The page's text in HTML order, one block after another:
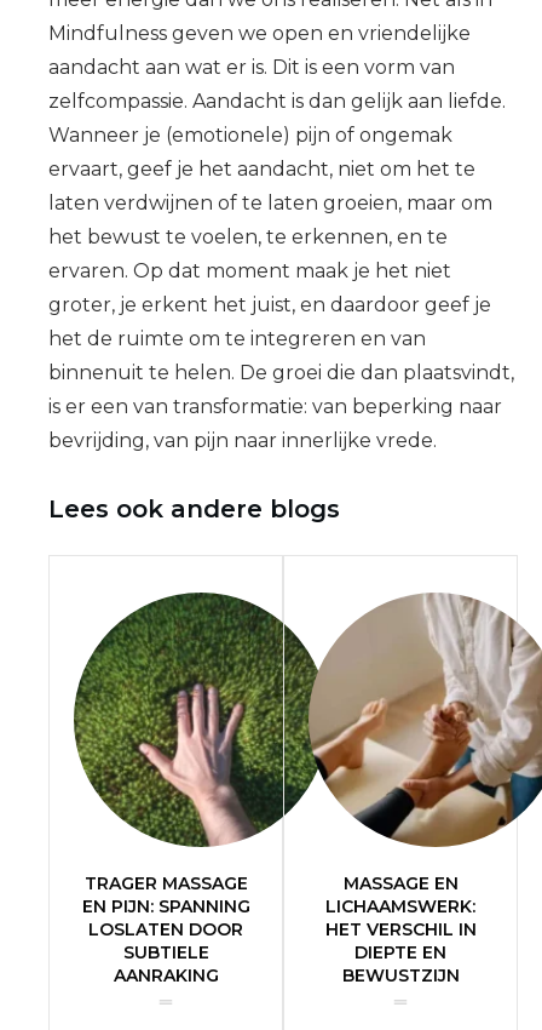
Mindfulness geven we open en vriendelijke
aandacht aan wat er is. Dit is een vorm van
zelfcompassie. Aandacht is dan gelijk aan liefde.
Wanneer je (emotionele) pijn of ongemak
ervaart, geef je het aandacht, niet om het te
laten verdwijnen of te laten groeien, maar om
het bewust te voelen, te erkennen, en te
ervaren. Op dat moment maak je het niet
groter, je erkent het juist, en daardoor geef je
het de ruimte om te integreren en van
binnenuit te helen. De groei die dan plaatsvindt,
is er een van transformatie: van beperking naar
bevrijding, van pijn naar innerlijke vrede.
Lees ook andere blogs
TRAGER MASSAGE
EN PIJN: SPANNING
LOSLATEN DOOR
SUBTIELE
AANRAKING
MASSAGE EN
LICHAAMSWERK:
HET VERSCHIL IN
DIEPTE EN
BEWUSTZIJN